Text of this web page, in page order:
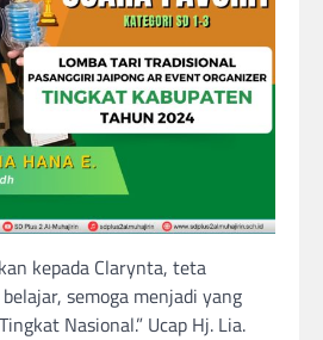
kepada Clarynta, teta
semoga menjadi yang
Nasional.” Ucap Hj. Lia.